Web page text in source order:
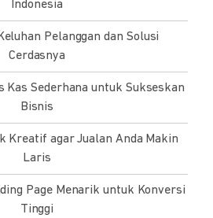
Indonesia
Pelanggan dan Solusi
Cerdasnya
Kas Sederhana untuk Sukseskan
Bisnis
Kreatif agar Jualan Anda Makin
Laris
Page Menarik untuk Konversi
Tinggi